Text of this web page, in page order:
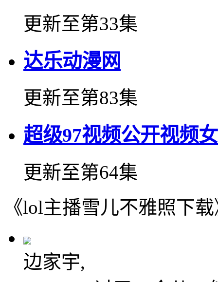
更新至第33集
达乐动漫网
更新至第83集
超级97视频公开视频女
更新至第64集
《lol主播雪儿不雅照下
边家宇,